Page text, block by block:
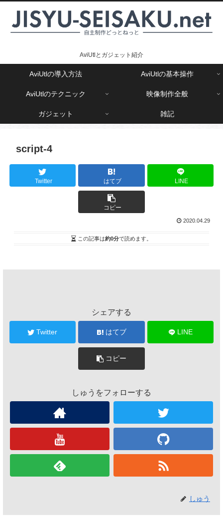
AviUtlとガジェット紹介
AviUtlの導入方法 AviUtlの基本操作
AviUtlのテクニック 映像制作全般
ガジェット 雑記
script-4
Twitter はてブ LINE
コピー
2020.04.29
この記事は約0分で読めます。
シェアする
Twitter はてブ LINE
コピー
しゅうをフォローする
しゅう